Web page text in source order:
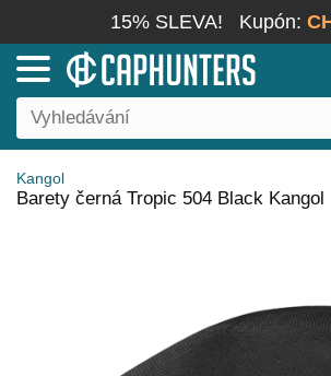
15% SLEVA! Kupón:
Kangol
Barety černá Tropic 504 Black Kangol